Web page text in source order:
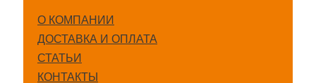
О КОМПАНИИ
ДОСТАВКА И ОПЛАТА
СТАТЬИ
КОНТАКТЫ